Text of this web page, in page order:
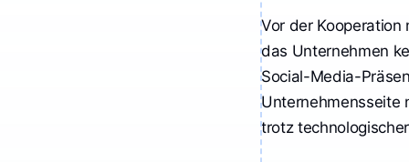
Vor der
das Unternehmen
Social-Media-
Unternehmensseite
trotz